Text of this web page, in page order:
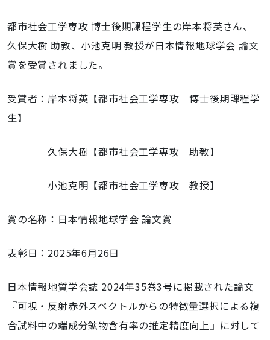
都市社会工学専攻 博士後期課程学生の岸本将英さん、
久保大樹 助教、小池克明 教授が日本情報地球学会 論文
賞を受賞されました。
受賞者：岸本将英【都市社会工学専攻 博士後期課程学
生】
久保大樹【都市社会工学専攻 助教】
小池克明【都市社会工学専攻 教授】
賞の名称：日本情報地球学会 論文賞
表彰日：2025年6月26日
日本情報地質学会誌 2024年35巻3号に掲載された論文
『可視・反射赤外スペクトルからの特徴量選択による複
合試料中の端成分鉱物含有率の推定精度向上』に対して